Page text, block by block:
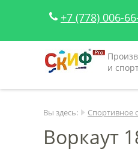
+7 (778) 006-
и
Вы здесь: Спортивное
Воркаут